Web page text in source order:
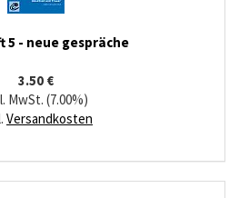
5 - neue gespräche
3.50 €
MwSt. (7.00%)
Versandkosten